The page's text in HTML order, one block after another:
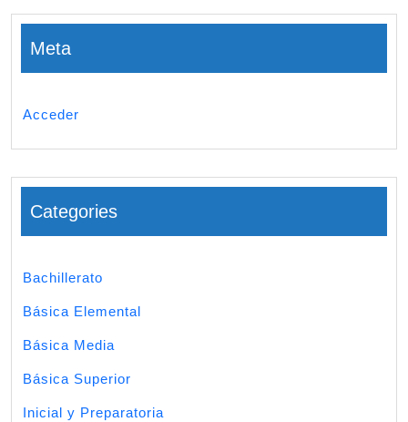
Meta
Acceder
Categories
Bachillerato
Básica Elemental
Básica Media
Básica Superior
Inicial y Preparatoria